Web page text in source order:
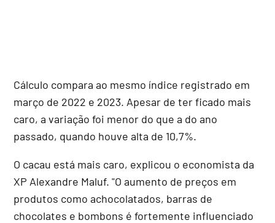
Cálculo compara ao mesmo índice registrado em
março de 2022 e 2023. Apesar de ter ficado mais
caro, a variação foi menor do que a do ano
passado, quando houve alta de 10,7%.
O cacau está mais caro, explicou o economista da
XP Alexandre Maluf. "O aumento de preços em
produtos como achocolatados, barras de
chocolates e bombons é fortemente influenciado